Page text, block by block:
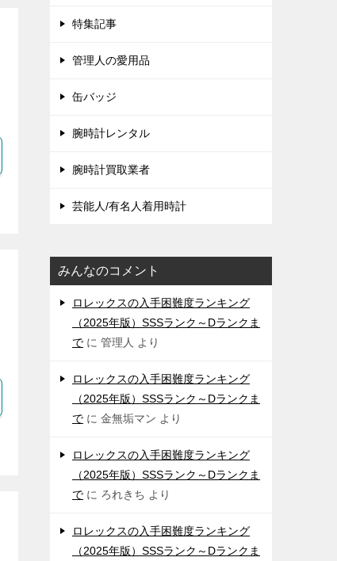
特集記事
管理人の愛用品
缶バッジ
腕時計レンタル
腕時計買取業者
芸能人/有名人着用時計
みんなのコメント
ロレックスの入手困難度ランキング
（2025年版）SSSランク～Dランクま
で に 管理人 より
ロレックスの入手困難度ランキング
（2025年版）SSSランク～Dランクま
で に 金無垢マン より
ロレックスの入手困難度ランキング
（2025年版）SSSランク～Dランクま
で に ろれきち より
ロレックスの入手困難度ランキング
（2025年版）SSSランク～Dランクま